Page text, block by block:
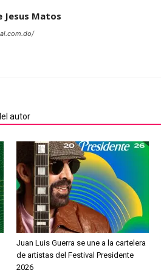
Jesus Matos
autor
Juan Luis Guerra se une a la cartelera
de artistas del Festival Presidente
2026